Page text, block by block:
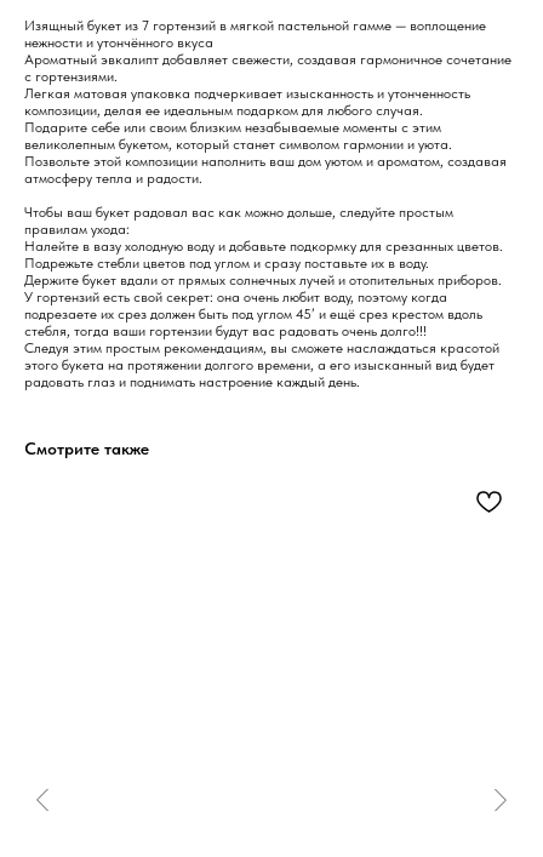
Изящный букет из 7 гортензий в мягкой пастельной гамме — воплощение
нежности и утончённого вкуса
Ароматный эвкалипт добавляет свежести, создавая гармоничное сочетание
с гортензиями.
Легкая матовая упаковка подчеркивает изысканность и утонченность
композиции, делая ее идеальным подарком для любого случая.
Подарите себе или своим близким незабываемые моменты с этим
великолепным букетом, который станет символом гармонии и уюта.
Позвольте этой композиции наполнить ваш дом уютом и ароматом, создавая
атмосферу тепла и радости.
Чтобы ваш букет радовал вас как можно дольше, следуйте простым
правилам ухода:
Налейте в вазу холодную воду и добавьте подкормку для срезанных цветов.
Подрежьте стебли цветов под углом и сразу поставьте их в воду.
Держите букет вдали от прямых солнечных лучей и отопительных приборов.
У гортензий есть свой секрет: она очень любит воду, поэтому когда
подрезаете их срез должен быть под углом 45’ и ещё срез крестом вдоль
стебля, тогда ваши гортензии будут вас радовать очень долго!!!
Следуя этим простым рекомендациям, вы сможете наслаждаться красотой
этого букета на протяжении долгого времени, а его изысканный вид будет
радовать глаз и поднимать настроение каждый день.
Смотрите также